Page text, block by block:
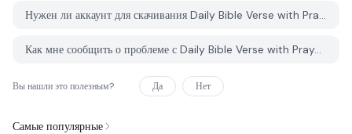
Нужен ли аккаунт для скачивания Daily Bible Verse with Prayer с PGYER APK HUB?
Как мне сообщить о проблеме с Daily Bible Verse with Prayer на PGYER APK HUB?
Вы нашли это полезным? Да Нет
Самые популярные